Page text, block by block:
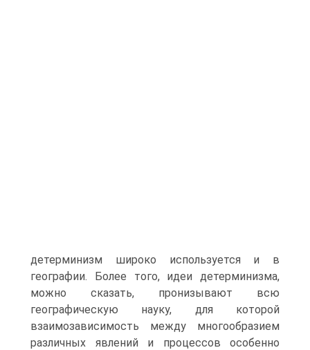
детерминизм широко используется и в
географии. Более того, идеи детерминизма,
можно сказать, пронизывают всю
географическую науку, для которой
взаимозависимость между многообразием
различных явлений и процессов особенно